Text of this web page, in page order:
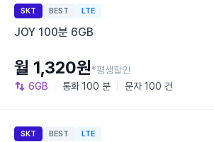
SKT BEST LTE
JOY 100분 6GB
6GB 통화 100 분 문자 100 건
월 1,320원*평생할인
SKT BEST LTE